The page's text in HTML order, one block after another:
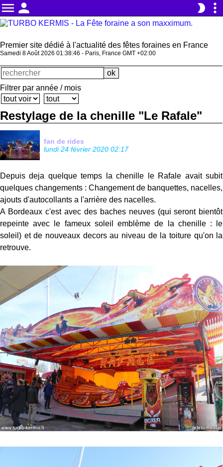
menu person brightness_2 more_vert
Premier site dédié à l'actualité des fêtes foraines en France
Samedi 8 Août 2026 01:38:47 - Paris, France GMT +02:00
Filtrer par année / mois
Restylage de la chenille "Le Rafale"
fan de rides
lundi 24 février 2020 02:17
Depuis deja quelque temps la chenille le Rafale avait subit
quelques changements : Changement de banquettes, nacelles,
ajouts d'autocollants a l'arrière des nacelles.
A Bordeaux c'est avec des baches neuves (qui seront bientôt
repeinte avec le fameux soleil emblème de la chenille : le
soleil) et de nouveaux decors au niveau de la toiture qu'on la
retrouve.